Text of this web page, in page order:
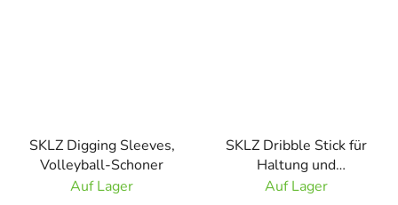
SKLZ Digging Sleeves,
Volleyball-Schoner
Auf Lager
SKLZ Dribble Stick für
Haltung und
Geschwindigkeitstraining
Auf Lager